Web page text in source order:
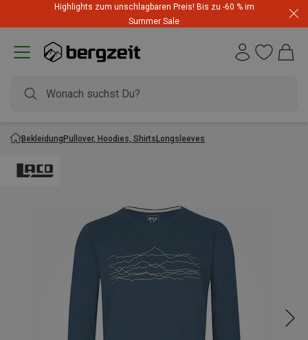
Highlights zum unschlagbaren Preis! Bis zu -60 % im
Summer Sale
BekleidungPullover, Hoodies, ShirtsLongsleeves